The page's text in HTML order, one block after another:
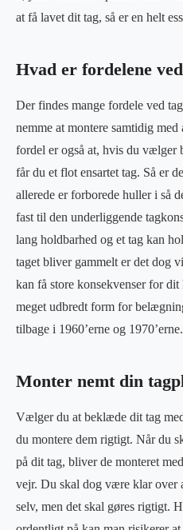
at få lavet dit tag, så er en helt
Hvad er fordelene
Der findes mange fordele ved
nemme at montere samtidig
fordel er også at, hvis du vælger
får du et flot ensartet tag. Så er
allerede er forborede huller i så
fast til den underliggende
lang holdbarhed og et tag kan
taget bliver gammelt er det dog
kan få store konsekvenser for dit
meget udbredt form for
tilbage i 1960’erne og 1970’erne.
Monter nemt din
Vælger du at beklæde dit tag
du montere dem rigtigt. Når du
på dit tag, bliver de monteret
vejr. Du skal dog være klar over
selv, men det skal gøres rigtigt.